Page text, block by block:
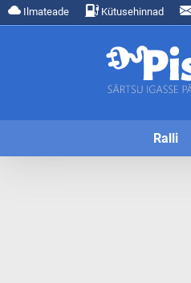
Ilmateade Kütusehinnad
Ralli